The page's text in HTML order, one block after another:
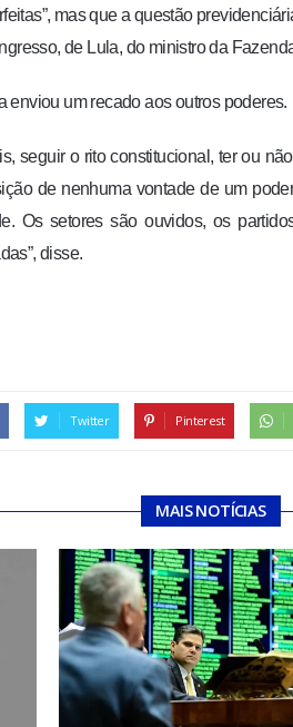
mas que a questão
de Lula, do ministro da
enviou um recado aos outros poderes.
seguir o rito constitucional, ter ou
de nenhuma vontade de um
Os setores são ouvidos, os
disse.
Twitter Pinterest
MAIS NOTÍCIAS